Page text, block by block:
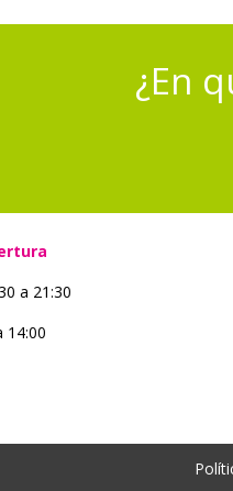
¿En
a 21:30
14:00